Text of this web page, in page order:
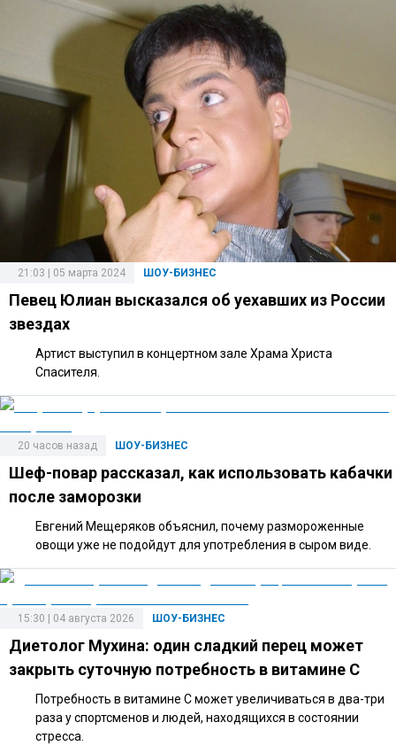
ШОУ-БИЗНЕС
21:03 | 05 марта 2024
Певец Юлиан высказался об уехавших из России
звездах
Артист выступил в концертном зале Храма Христа
Спасителя.
ШОУ-БИЗНЕС
20 часов назад
Шеф-повар рассказал, как использовать кабачки
после заморозки
Евгений Мещеряков объяснил, почему размороженные
овощи уже не подойдут для употребления в сыром виде.
ШОУ-БИЗНЕС
15:30 | 04 августа 2026
Диетолог Мухина: один сладкий перец может
закрыть суточную потребность в витамине C
Потребность в витамине C может увеличиваться в два-три
раза у спортсменов и людей, находящихся в состоянии
стресса.